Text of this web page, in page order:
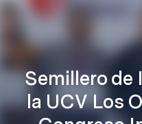
Semillero de
la UCV Los